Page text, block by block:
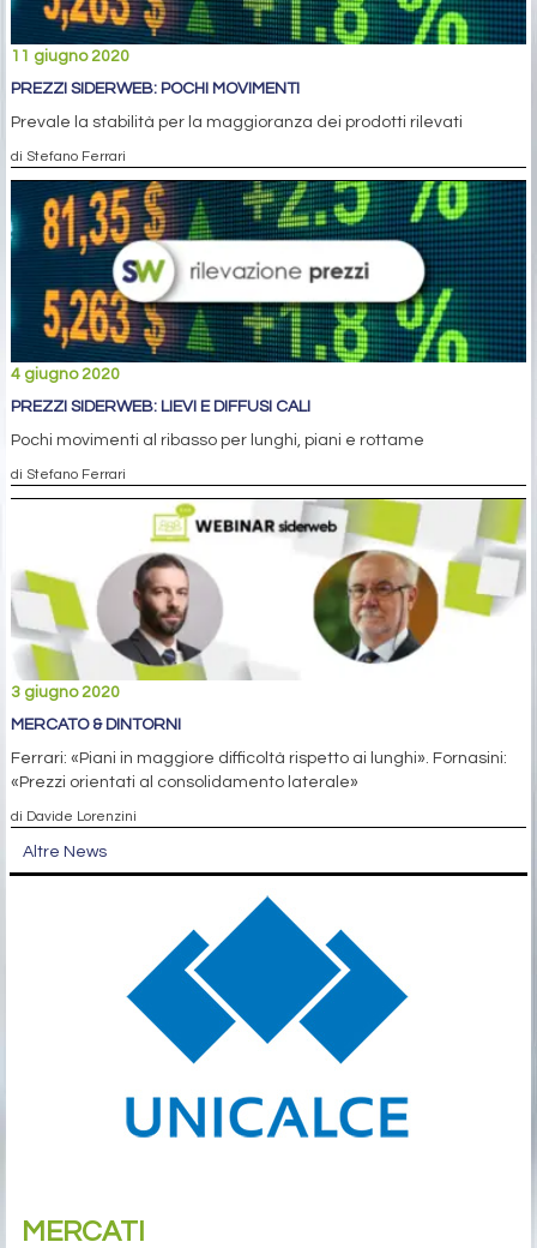
11 giugno 2020
PREZZI SIDERWEB: POCHI MOVIMENTI
Prevale la stabilità per la maggioranza dei prodotti rilevati
di Stefano Ferrari
4 giugno 2020
PREZZI SIDERWEB: LIEVI E DIFFUSI CALI
Pochi movimenti al ribasso per lunghi, piani e rottame
di Stefano Ferrari
3 giugno 2020
MERCATO & DINTORNI
Ferrari: «Piani in maggiore difficoltà rispetto ai lunghi». Fornasini:
«Prezzi orientati al consolidamento laterale»
di Davide Lorenzini
Altre News
MERCATI